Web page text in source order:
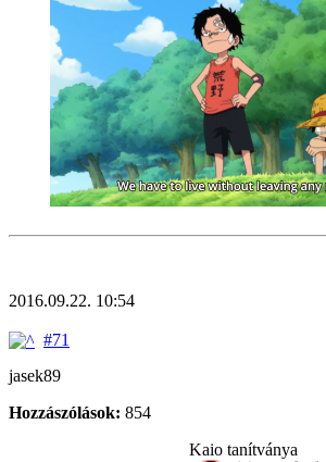
2016.09.22. 10:54
#71
jasek89
Hozzászólások: 854
Kaio tanítványa